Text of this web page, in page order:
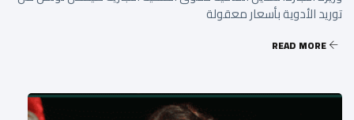
توريد الأدوية بأسعار معقولة
READ MORE